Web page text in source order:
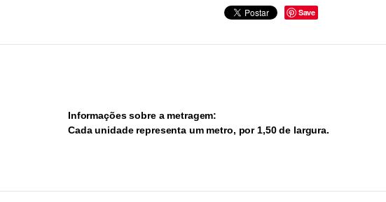
Save
Informações sobre a metragem:
Cada unidade representa um metro, por 1,50 de largura.